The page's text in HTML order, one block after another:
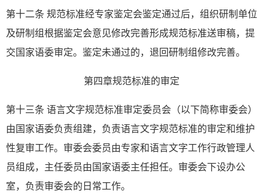
第十二条 规范标准经专家鉴定会鉴定通过后，组织研制单位
及研制组根据鉴定会意见修改完善形成规范标准送审稿，提
交国家语委审定。鉴定未通过的，退回研制组修改完善。
第四章规范标准的审定
第十三条 语言文字规范标准审定委员会（以下简称审委会）
由国家语委负责组建，负责语言文字规范标准的审定和维护
性复审工作。审委会委员由专家和语言文字工作行政管理人
员组成，主任委员由国家语委主任担任。审委会下设办公
室，负责审委会的日常工作。